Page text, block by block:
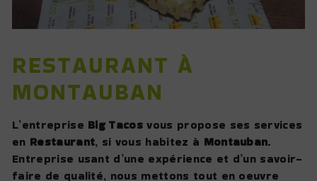
RESTAURANT À
MONTAUBAN
L’entreprise Big Tacos vous propose ses services
en Restaurant, si vous habitez à Montauban.
Entreprise usant d’une expérience et d’un savoir-
faire de qualité, nous mettons tout en oeuvre